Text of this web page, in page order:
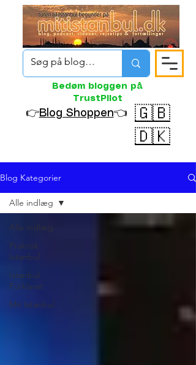
Bedøm bloggen på
TrustPilot
👉Blog Shoppen👈
🇬🇧
🇩🇰
Blog Kategorier
Alle indlæg
Praktisk
Istanbul
Istanbul
Forklaret
Mit Istanbul
Alle indlæg